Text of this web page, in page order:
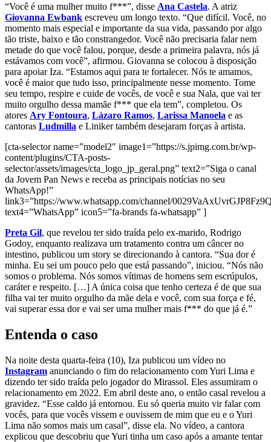
“Você é uma mulher muito f***”, disse Ana Castela. A atriz
Giovanna Ewbank escreveu um longo texto. “Que difícil. Você, no
momento mais especial e importante da sua vida, passando por algo
tão triste, baixo e tão constrangedor. Você não precisaria falar nem
metade do que você falou, porque, desde a primeira palavra, nós já
estávamos com você”, afirmou. Giovanna se colocou à disposição
para apoiar Iza. “Estamos aqui para te fortalecer. Nós te amamos,
você é maior que tudo isso, principalmente nesse momento. Tome
seu tempo, respire e cuide de vocês, de você e sua Nala, que vai ter
muito orgulho dessa mamãe f*** que ela tem”, completou. Os
atores Ary Fontoura, Lázaro Ramos, Larissa Manoela e as
cantoras Ludmilla e Liniker também desejaram forças à artista.
[cta-selector name=”model2″ image1=”https://s.jpimg.com.br/wp-
content/plugins/CTA-posts-
selector/assets/images/cta_logo_jp_geral.png” text2=”Siga o canal
da Jovem Pan News e receba as principais notícias no seu
WhatsApp!”
link3=”https://www.whatsapp.com/channel/
text4=”WhatsApp” icon5=”fa-brands fa-whatsapp” ]
Preta Gil, que revelou ter sido traída pelo ex-marido, Rodrigo
Godoy, enquanto realizava um tratamento contra um câncer no
intestino, publicou um story se direcionando à cantora. “Sua dor é
minha. Eu sei um pouco pelo que está passando”, iniciou. “Nós não
somos o problema. Nós somos vítimas de homens sem escrúpulos,
caráter e respeito. […] A única coisa que tenho certeza é de que sua
filha vai ter muito orgulho da mãe dela e você, com sua força e fé,
vai superar essa dor e vai ser uma mulher mais f*** do que já é.”
Entenda o caso
Na noite desta quarta-feira (10), Iza publicou um vídeo no
Instagram anunciando o fim do relacionamento com Yuri Lima e
dizendo ter sido traída pelo jogador do Mirassol. Eles assumiram o
relacionamento em 2022. Em abril deste ano, o então casal revelou a
gravidez. “Esse caldo já entornou. Eu só queria muito vir falar com
vocês, para que vocês vissem e ouvissem de mim que eu e o Yuri
Lima não somos mais um casal”, disse ela. No vídeo, a cantora
explicou que descobriu que Yuri tinha um caso após a amante tentar